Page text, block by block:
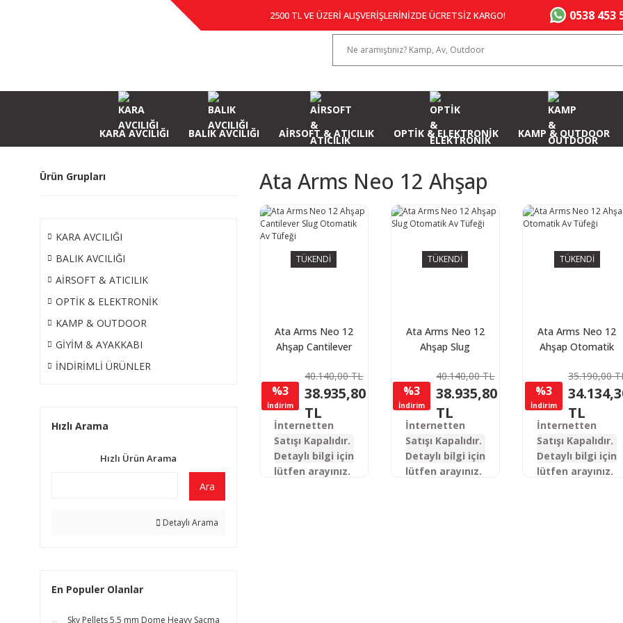
2500 TL VE ÜZERİ ALIŞVERİŞLERİNİZDE ÜCRETSİZ KARGO! 0538 453
KARA AVCILIĞI BALIK AVCILIĞI AİRSOFT & ATICILIK OPTİK & ELEKTRONİK KAMP & OUTDOOR
Ürün Grupları
KARA AVCILIĞI
BALIK AVCILIĞI
AİRSOFT & ATICILIK
OPTİK & ELEKTRONİK
KAMP & OUTDOOR
GİYİM & AYAKKABI
İNDİRİMLİ ÜRÜNLER
Hızlı Arama
Hızlı Ürün Arama
Ara
Detaylı Arama
En Populer Olanlar
Sky Pellets 5,5 mm Dome Heavy Saçma
Ata Arms Neo 12 Ahşap
TÜKENDİ
Ata Arms Neo 12
Ahşap Cantilever
Tüfeği
%3
İndirim
40.140,00 TL
38.935,80
TL
İnternetten
Satışı Kapalıdır.
Detaylı bilgi için
lütfen arayınız.
TÜKENDİ
Ata Arms Neo 12
Ahşap Slug
Tüfeği
%3
İndirim
40.140,00 TL
38.935,80
TL
İnternetten
Satışı Kapalıdır.
Detaylı bilgi için
lütfen arayınız.
TÜKENDİ
Ata Arms Neo 12
Ahşap Otomatik
%3
İndirim
35.190,00
TL
İnternetten
Satışı Kapalıdır.
Detaylı bilgi için
lütfen arayınız.